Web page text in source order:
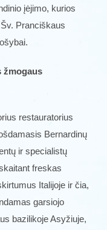
įėjimo, kurios
Pranciškaus
žmogaus
restauratorius
Bernardinų
ir specialistų
freskas
Italijoje ir čia,
garsiojo
bazilikoje Asyžiuje,